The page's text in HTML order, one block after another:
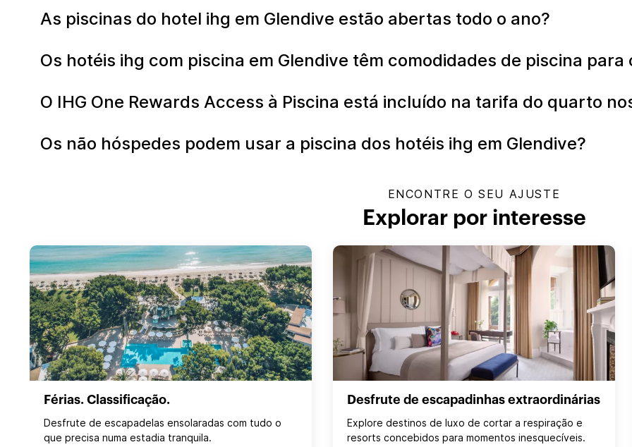
As piscinas do hotel ihg em Glendive estão abertas todo o ano?
Os hotéis ihg com piscina em Glendive têm comodidades de piscina para
O IHG One Rewards Access à Piscina está incluído na tarifa do quarto
Os não hóspedes podem usar a piscina dos hotéis ihg em Glendive?
ENCONTRE O SEU AJUSTE
Explorar por interesse
Férias. Classificação.
Desfrute de escapadelas ensolaradas com tudo o
que precisa numa estadia tranquila.
Desfrute de escapadinhas extraordinárias
Explore destinos de luxo de cortar a respiração e
resorts concebidos para momentos inesquecíveis.